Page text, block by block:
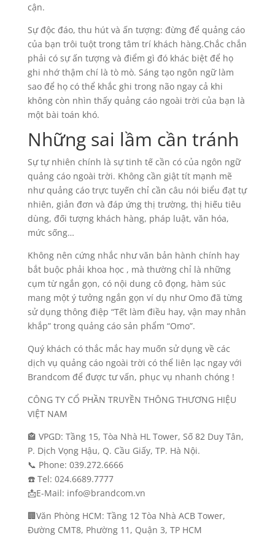
cận.
Sự độc đáo, thu hút và ấn tượng: đừng để quảng cáo
của bạn trôi tuột trong tâm trí khách hàng.Chắc chắn
phải có sự ấn tượng và điểm gì đó khác biệt để họ
ghi nhớ thậm chí là tò mò. Sáng tạo ngôn ngữ làm
sao để họ có thể khắc ghi trong não ngay cả khi
không còn nhìn thấy quảng cáo ngoài trời của bạn là
một bài toán khó.
Những sai lầm cần tránh
Sự tự nhiên chính là sự tinh tế cần có của ngôn ngữ
quảng cáo ngoài trời. Không cần giật tít mạnh mẽ
như quảng cáo trực tuyến chỉ cần câu nói biểu đạt tự
nhiên, giản đơn và đáp ứng thị trường, thị hiếu tiêu
dùng, đối tượng khách hàng, pháp luật, văn hóa,
mức sống…
Không nên cứng nhắc như văn bản hành chính hay
bắt buộc phải khoa học , mà thường chỉ là những
cụm từ ngắn gọn, có nội dung cô đọng, hàm súc
mang một ý tưởng ngắn gọn ví dụ như Omo đã từng
sử dụng thông điệp “Tết làm điều hay, vận may nhân
khắp” trong quảng cáo sản phẩm “Omo”.
Quý khách có thắc mắc hay muốn sử dụng về các
dịch vụ quảng cáo ngoài trời có thể liên lạc ngay với
Brandcom để được tư vấn, phục vụ nhanh chóng !
CÔNG TY CỔ PHẦN TRUYỀN THÔNG THƯƠNG HIỆU
VIỆT NAM
🏤 VPGD: Tầng 15, Tòa Nhà HL Tower, Số 82 Duy Tân,
P. Dịch Vọng Hậu, Q. Cầu Giấy, TP. Hà Nội.
📞 Phone: 039.272.6666
☎️ Tel: 024.6689.7777
📩E-Mail: info@brandcom.vn
🏢Văn Phòng HCM: Tầng 12 Tòa Nhà ACB Tower,
Đường CMT8, Phường 11, Quận 3, TP HCM